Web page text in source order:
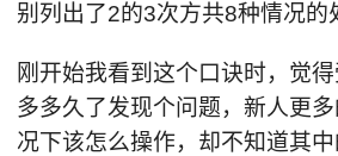
别列出了2的3次方共8种情况的
刚开始我看到这个口诀时，觉
多多久了发现个问题，新人更
况下该怎么操作，却不知道其